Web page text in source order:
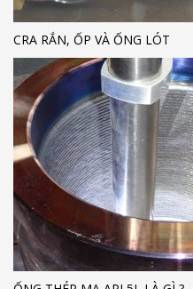
CRA RẮN, ỐP VÀ ỐNG LÓT